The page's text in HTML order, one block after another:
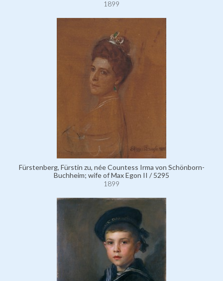
1899
Fürstenberg, Fürstin zu, née Countess Irma von Schönborn-
Buchheim; wife of Max Egon II / 5295
1899